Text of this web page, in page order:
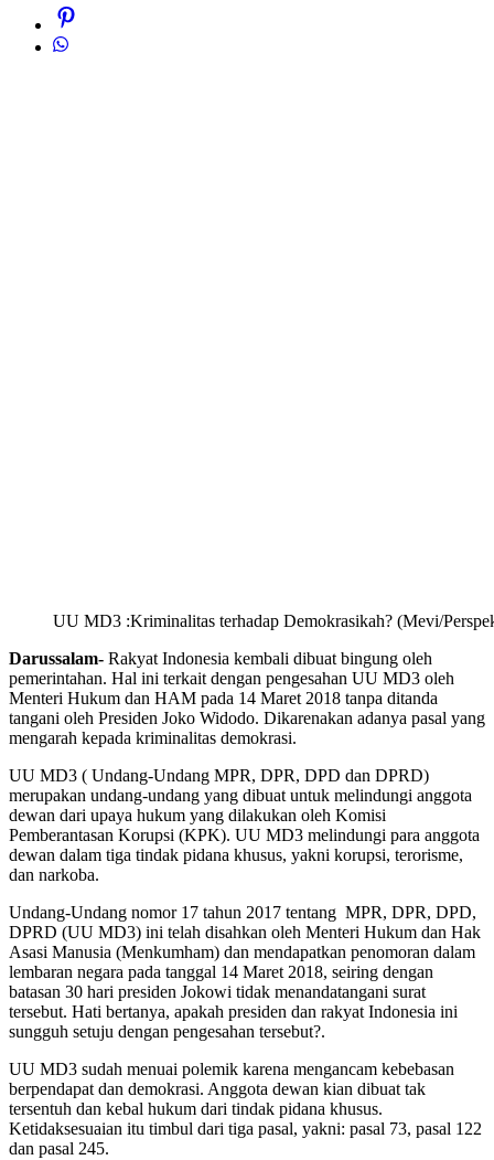
UU MD3 :Kriminalitas terhadap Demokrasikah? (Mevi/
Darussalam- Rakyat Indonesia kembali dibuat bingung oleh
pemerintahan. Hal ini terkait dengan pengesahan UU MD3 oleh
Menteri Hukum dan HAM pada 14 Maret 2018 tanpa ditanda
tangani oleh Presiden Joko Widodo. Dikarenakan adanya pasal yang
mengarah kepada kriminalitas demokrasi.
UU MD3 ( Undang-Undang MPR, DPR, DPD dan DPRD)
merupakan undang-undang yang dibuat untuk melindungi anggota
dewan dari upaya hukum yang dilakukan oleh Komisi
Pemberantasan Korupsi (KPK). UU MD3 melindungi para anggota
dewan dalam tiga tindak pidana khusus, yakni korupsi, terorisme,
dan narkoba.
Undang-Undang nomor 17 tahun 2017 tentang MPR, DPR, DPD,
DPRD (UU MD3) ini telah disahkan oleh Menteri Hukum dan Hak
Asasi Manusia (Menkumham) dan mendapatkan penomoran dalam
lembaran negara pada tanggal 14 Maret 2018, seiring dengan
batasan 30 hari presiden Jokowi tidak menandatangani surat
tersebut. Hati bertanya, apakah presiden dan rakyat Indonesia ini
sungguh setuju dengan pengesahan tersebut?.
UU MD3 sudah menuai polemik karena mengancam kebebasan
berpendapat dan demokrasi. Anggota dewan kian dibuat tak
tersentuh dan kebal hukum dari tindak pidana khusus.
Ketidaksesuaian itu timbul dari tiga pasal, yakni: pasal 73, pasal 122
dan pasal 245.